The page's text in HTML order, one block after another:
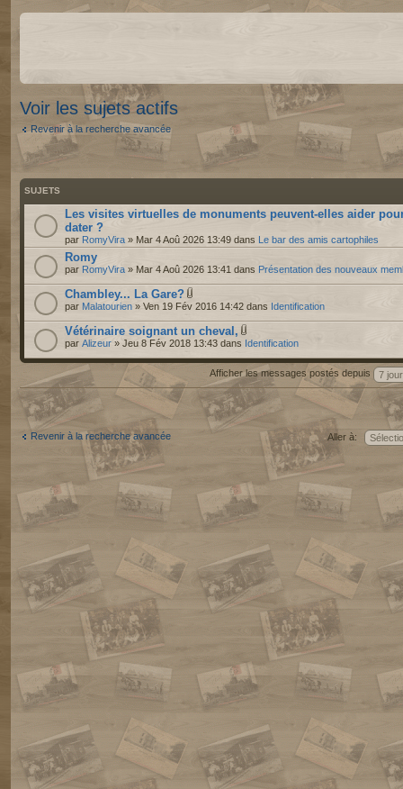
Voir les sujets actifs
Revenir à la recherche avancée
SUJETS
Les visites virtuelles de monuments peuvent-elles aider
dater ?
par RomyVira » Mar 4 Aoû 2026 13:49 dans Le bar des amis cartophiles
Romy
par RomyVira » Mar 4 Aoû 2026 13:41 dans Présentation des nouveaux
Chambley... La Gare?
par Malatourien » Ven 19 Fév 2016 14:42 dans Identification
Vétérinaire soignant un cheval,
par Alizeur » Jeu 8 Fév 2018 13:43 dans Identification
Afficher les messages postés depuis
Revenir à la recherche avancée Aller à: